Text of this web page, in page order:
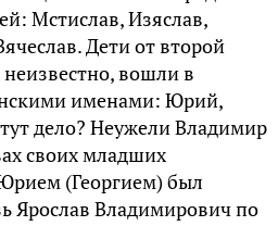
Мстислав, Изяслав,
Дети от второй
вошли в
именами: Юрий,
дело? Неужели Владимир
своих младших
(Георгием) был
Ярослав Владимирович по